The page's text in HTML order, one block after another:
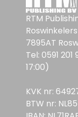
RTM
7895AT
Tel: 0591
17:00)
KVK nr:
BTW nr: